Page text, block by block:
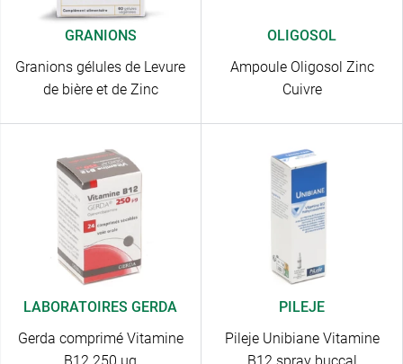
GRANIONS
Granions gélules de Levure
de bière et de Zinc
OLIGOSOL
Ampoule Oligosol Zinc
Cuivre
LABORATOIRES GERDA
Gerda comprimé Vitamine
PILEJE
Pileje Unibiane Vitamine